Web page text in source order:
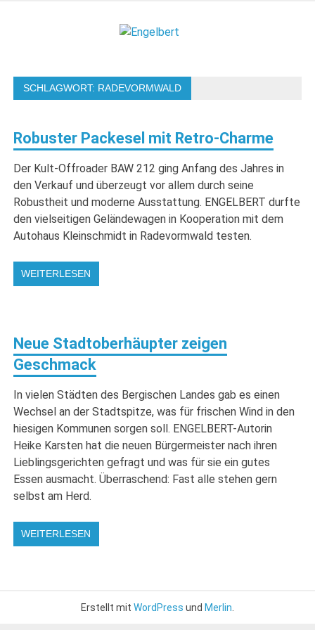
SCHLAGWORT: RADEVORMWALD
Robuster Packesel mit Retro-Charme
Der Kult-Offroader BAW 212 ging Anfang des Jahres in
den Verkauf und überzeugt vor allem durch seine
Robustheit und moderne Ausstattung. ENGELBERT durfte
den vielseitigen Geländewagen in Kooperation mit dem
Autohaus Kleinschmidt in Radevormwald testen.
WEITERLESEN
Neue Stadtoberhäupter zeigen
Geschmack
In vielen Städten des Bergischen Landes gab es einen
Wechsel an der Stadtspitze, was für frischen Wind in den
hiesigen Kommunen sorgen soll. ENGELBERT-Autorin
Heike Karsten hat die neuen Bürgermeister nach ihren
Lieblingsgerichten gefragt und was für sie ein gutes
Essen ausmacht. Überraschend: Fast alle stehen gern
selbst am Herd.
WEITERLESEN
Erstellt mit WordPress und Merlin